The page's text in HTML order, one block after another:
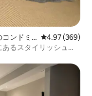
ンドミ
レビュー369
4.97 (369)
るスタイリッシュな